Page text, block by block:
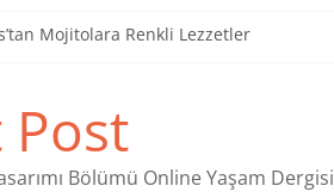
Mojitolara Renkli Lezzetler
Stamps in Ankara
Bölümü Online Yaşam Dergisi